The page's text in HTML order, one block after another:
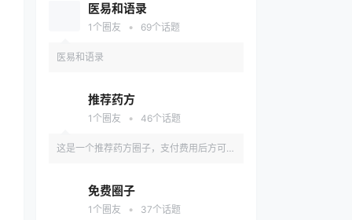
医易和语录
1 个圈友 • 69个话题
医易和语录
推荐药方
1 个圈友 • 46个话题
这是一个推荐药方圈子，支付费用后方可入
免费圈子
1 个圈友 • 37个话题